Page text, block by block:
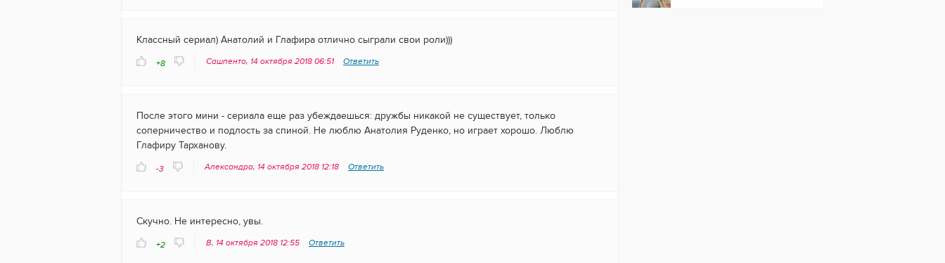
Классный сериал) Анатолий и Глафира отлично сыграли свои роли)))
+8 Сашпенто, 14 октября 2018 06:51 Ответить
После этого мини - сериала еще раз убеждаешься: дружбы никакой не существует, только
соперничество и подлость за спиной. Не люблю Анатолия Руденко, но играет хорошо. Люблю
Глафиру Тарханову.
-3 Александра, 14 октября 2018 12:18 Ответить
Скучно. Не интересно, увы.
+2 В, 14 октября 2018 12:55 Ответить